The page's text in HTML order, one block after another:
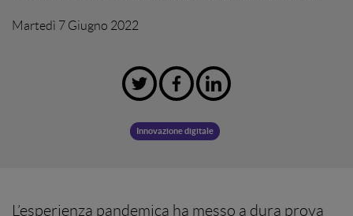
Martedì 7 Giugno 2022
Innovazione digitale
L’esperienza pandemica ha messo a dura prova